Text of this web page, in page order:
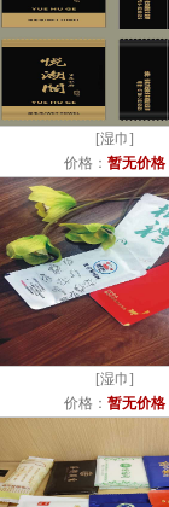
[湿巾]
价格： 暂无价格
[湿巾]
价格： 暂无价格